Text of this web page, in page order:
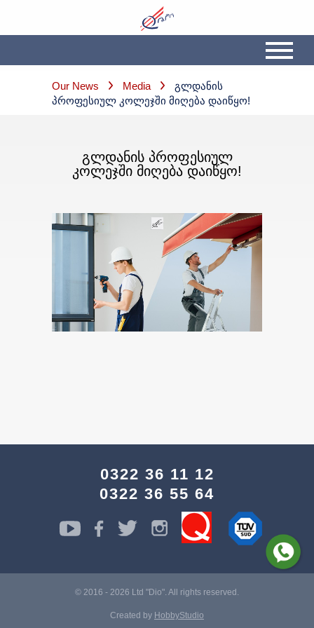
Our News Media
Გლდანის
Პროფესიულ Კოლეჯში Მიღება Დაიწყო!
ᲒᲚᲓᲐᲜᲘᲡ ᲞᲠᲝᲤᲔᲡᲘᲣᲚ
ᲙᲝᲚᲔᲯᲨᲘ ᲛᲘᲦᲔᲑᲐ ᲓᲐᲘᲬᲧᲝ!
0322 36 11 12
0322 36 55 64
© 2016 - 2026 Ltd "Dio". All rights reserved.
Created by HobbyStudio